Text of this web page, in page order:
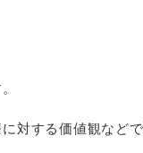
対する価値観など